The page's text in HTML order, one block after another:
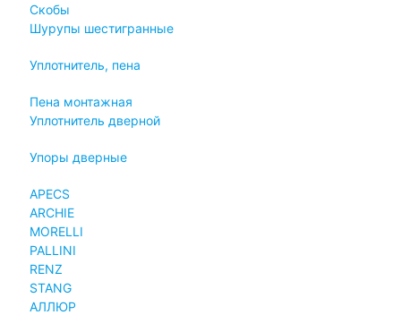
Скобы
Шурупы шестигранные
Уплотнитель, пена
Пена монтажная
Уплотнитель дверной
Упоры дверные
APECS
ARCHIE
MORELLI
PALLINI
RENZ
STANG
АЛЛЮР